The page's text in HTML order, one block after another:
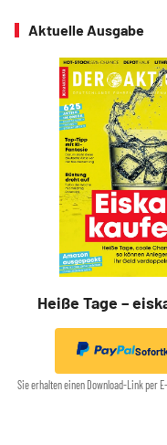
Aktuelle Ausgabe
Heiße Tage –
Sie erhalten einen Download-Link per